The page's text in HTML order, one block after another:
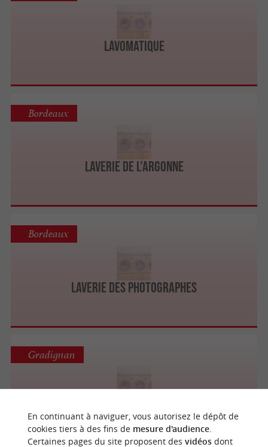
Lavomatique
Laverie de L'Argonne
Bordeaux
Laverie des Photographes
Bordeaux
Gradignan
En continuant à naviguer, vous autorisez le dépôt de
cookies tiers à des fins de mesure d'audience.
Certaines pages du site proposent des vidéosdont